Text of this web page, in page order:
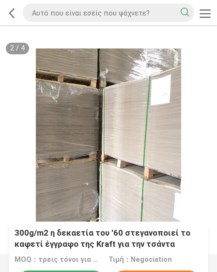
2/ 4
300g/m2 η δεκαετία του '60 στεγανοποιεί το
καφετί έγγραφο της Kraft για την τσάντα
παντοπωλείων
MOQ：τρεις τόνοι για το τυποποιημένο μέγεθος, πέντε τόνοι για τη συνήθεια s Τιμή：Negociation